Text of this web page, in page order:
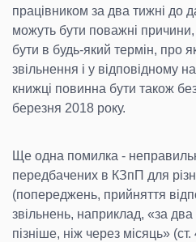
працівником за два тижні до
можуть бути поважні причини,
бути в будь-який термін, про
звільнення і у відповідному
книжці повинна бути також
березня 2018 року.
Ще одна помилка -
передбачених в КЗпП для
(попереджень, прийняття
звільнень, наприклад, «за
пізніше, ніж через місяць»